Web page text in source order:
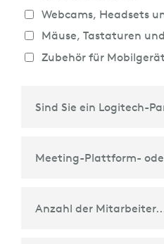
Webcams, Headsets
Mäuse, Tastaturen
Zubehör für